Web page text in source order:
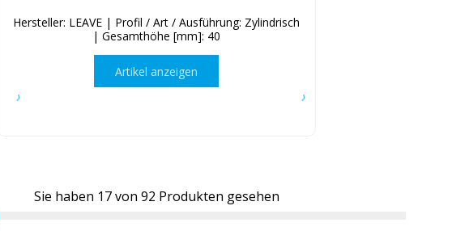
Hersteller: LEAVE | Profil / Art / Ausführung: Zylindrisch
| Gesamthöhe [mm]: 40
Artikel anzeigen
Sie haben 17von 92 Produkten gesehen